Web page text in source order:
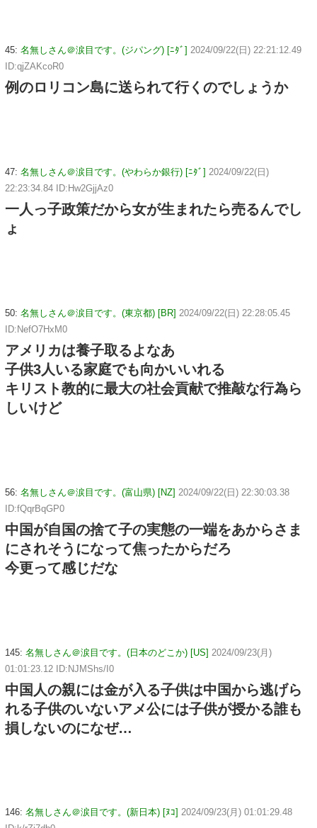
45: 名無しさん＠涙目です。(ジパング) [ﾆﾀﾞ] 2024/09/22(日) 22:21:12.49
ID:qjZAKcoR0
例のロリコン島に送られて行くのでしょうか
47: 名無しさん＠涙目です。(やわらか銀行) [ﾆﾀﾞ] 2024/09/22(日)
22:23:34.84 ID:Hw2GjjAz0
一人っ子政策だから女が生まれたら売るんでし
ょ
50: 名無しさん＠涙目です。(東京都) [BR] 2024/09/22(日) 22:28:05.45
ID:NefO7HxM0
アメリカは養子取るよなあ
子供3人いる家庭でも向かいいれる
キリスト教的に最大の社会貢献で推敲な行為ら
しいけど
56: 名無しさん＠涙目です。(富山県) [NZ] 2024/09/22(日) 22:30:03.38
ID:fQqrBqGP0
中国が自国の捨て子の実態の一端をあからさま
にされそうになって焦ったからだろ
今更って感じだな
145: 名無しさん＠涙目です。(日本のどこか) [US] 2024/09/23(月)
01:01:23.12 ID:NJMShs/I0
中国人の親には金が入る子供は中国から逃げら
れる子供のいないアメ公には子供が授かる誰も
損しないのになぜ…
146: 名無しさん＠涙目です。(新日本) [ﾇｺ] 2024/09/23(月) 01:01:29.48